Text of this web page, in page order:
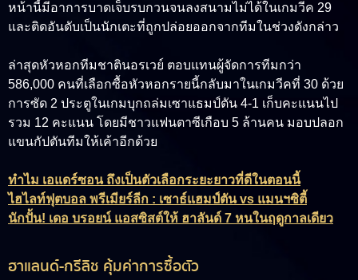
หน้านี้มีอาการบาดเจ็บรบกวนจนลงสนามไม่ได้ในเกมวีค 29
และติดอันดับเป็นนักเตะที่ถูกปล่อยออกจากทีมในช่วงดังกล่าว
ล่าสุดหัวหอกทีมชาตินอรเวย์ ตอบแทนผู้จัดการทีมกว่า
586,000 คนที่เลือกซื้อหัวหอกรายนี้กลับมาในเกมวีคที่ 30 ด้วย
การซัด 2 ประตูในเกมบุกถล่มเซาแธมป์ตัน 4-1 เก็บคะแนนไป
รวม 12 คะแนน โดยมีชาวแฟนตาซีเกือบ 5 ล้านคน มอบปลอก
แขนกัปตันทีมให้เค้าอีกด้วย
ทำไม เอแดร์ซอน ถึงเป็นตัวเลือกระยะยาวที่ดีในตอนนี้
ไฮไลท์ฟุตบอล พรีเมียร์ลีก : เซาธ์แฮมป์ตัน vs แมนฯซิตี้
นักปั้น! เดอ บรอยน์ แอสซิสต์ให้ ฮาลันด์ 7 หนในฤดูกาลเดียว
ฮาแลนด์-กรีลิช คุ้มค่าการซื้อตัว